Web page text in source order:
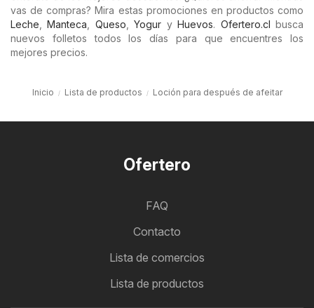
vas de compras? Mira estas promociones en productos como
Leche ,Manteca Queso ,Yogur yHuevos. Ofertero.cl busca
nuevos folletos todos los días para que encuentres los
mejores precios.
Inicio Lista de productos Loción para después de afeitar
Ofertero
FAQ
Contacto
Lista de comercios
Lista de productos